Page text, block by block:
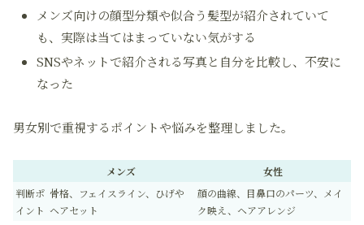
メンズ向けの顔型分類や似合う髪型が紹介されていて
も、実際は当てはまっていない気がする
SNSやネットで紹介される写真と自分を比較し、不安に
なった
男女別で重視するポイントや悩みを整理しました。
メンズ
女性
判断ポ
イント
骨格、フェイスライン、ひげや
ヘアセット
顔の曲線、目鼻口のパーツ、メイ
ク映え、ヘアアレンジ